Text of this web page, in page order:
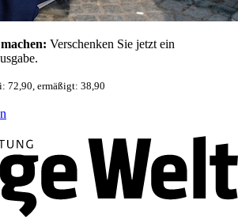
Verschenken Sie jetzt ein
72,90, ermäßigt: 38,90